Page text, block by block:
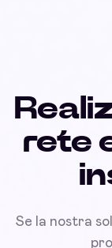
rete
Se la nostra